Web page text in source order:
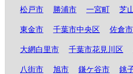
松戸市 勝浦市 一宮町 芝
東金市 千葉市中央区 佐倉市
大網白里市 千葉市花見川区
八街市 旭市 鎌ケ谷市 銚